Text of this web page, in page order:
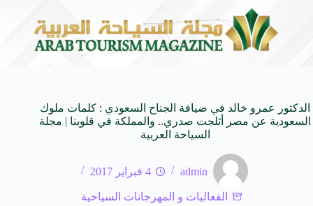
مجموعة أباريل ومدينة المعرفة الاقتصادية تتعاونان لإعادة تعريف مفهوم
الدكتور عمرو خالد في ضيافة الجناح السعودي : كلمات ملوك
السعودية عن مصر أثلجت صدري.. والمملكة في قلوبنا | مجلة
السياحة العربية
admin 4 فبراير 2017
الفعاليات و المهرجانات السياحية